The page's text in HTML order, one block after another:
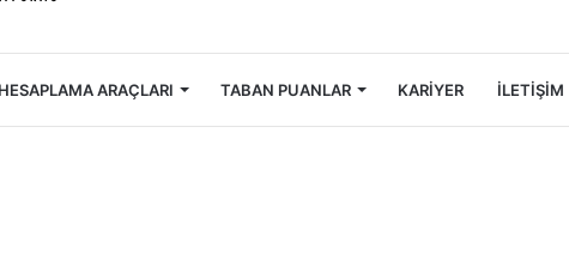
HESAPLAMA ARAÇLARI TABAN PUANLAR KARIYER İLETIŞIM